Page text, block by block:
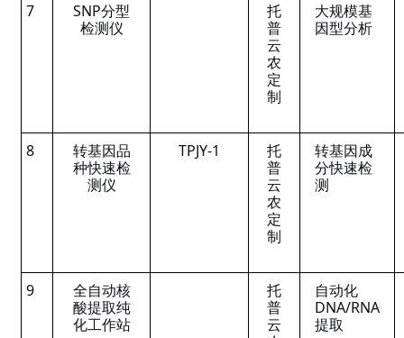
7
SNP分型
检测仪
托
普
云
农
定
制
大规模基
因型分析
8
转基因品
种快速检
测仪
TPJY-1
托
普
云
农
定
制
转基因成
分快速检
测
9
全自动核
酸提取纯
化工作站
托
普
云
自动化
DNA/RNA
提取